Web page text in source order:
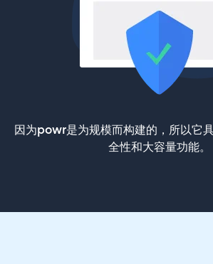
因为powr是为规模而构建的，所以它
全性和大容量功能。